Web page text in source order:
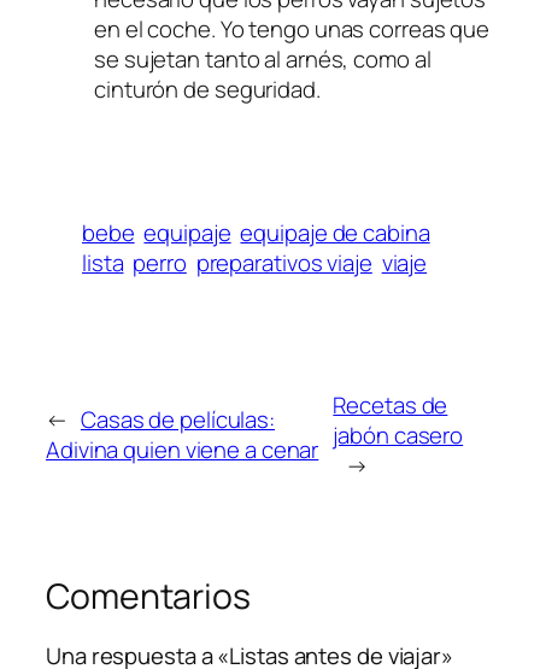
en el coche. Yo tengo unas correas que
se sujetan tanto al arnés, como al
cinturón de seguridad.
bebe equipaje equipaje de cabina
lista perro preparativos viaje viaje
← Casas de películas:
Adivina quien viene a cenar
Recetas de
jabón casero
→
Comentarios
Una respuesta a «Listas antes de viajar»